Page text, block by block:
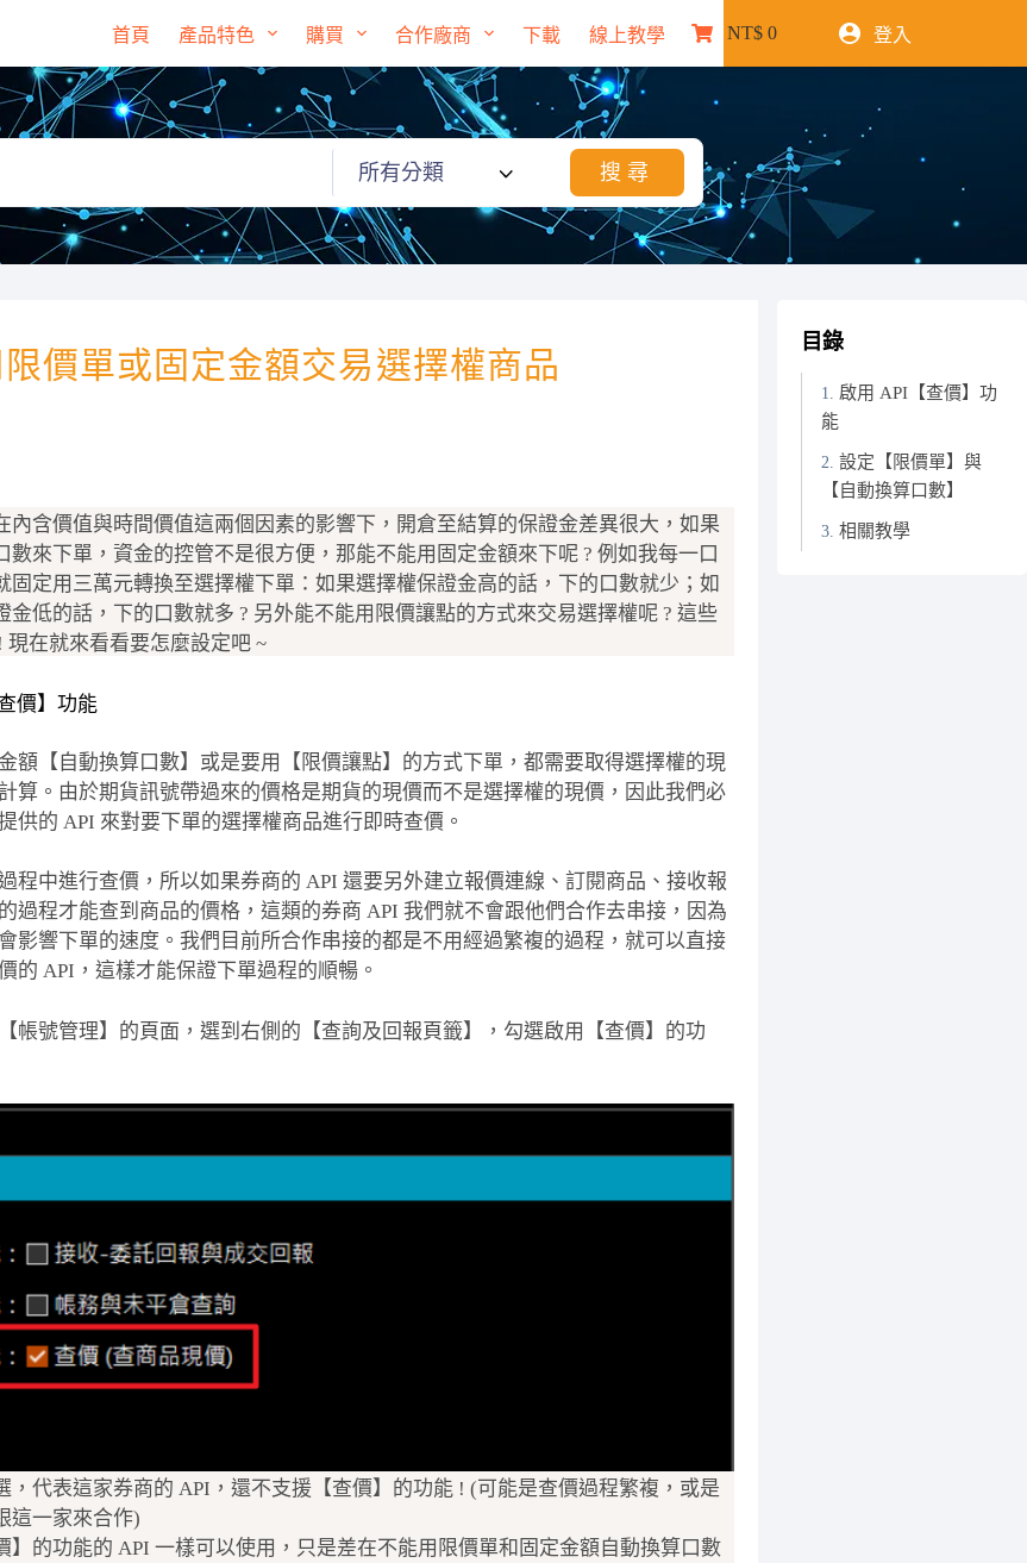
首頁 產品特色 購買 合作廠商 下載 線上教學
購
NT$0 登入
價單或固定金額交易選擇權商品
內含價值與時間價值這兩個因素的影響下，開倉至結算的保證金差異很大，如果
數來下單，資金的控管不是很方便，那能不能用固定金額來下呢 ? 例如我每一口
固定用三萬元轉換至選擇權下單：如果選擇權保證金高的話，下的口數就少；如
金低的話，下的口數就多 ? 另外能不能用限價讓點的方式來交易選擇權呢 ? 這些
現在就來看看要怎麼設定吧 ~
價】功能
額【自動換算口數】或是要用【限價讓點】的方式下單，都需要取得選擇權的現
算。由於期貨訊號帶過來的價格是期貨的現價而不是選擇權的現價，因此我們必
供的 API 來對要下單的選擇權商品進行即時查價。
程中進行查價，所以如果券商的 API 還要另外建立報價連線、訂閱商品、接收報
過程才能查到商品的價格，這類的券商 API 我們就不會跟他們合作去串接，因為
影響下單的速度。我們目前所合作串接的都是不用經過繁複的過程，就可以直接
的 API，這樣才能保證下單過程的順暢。
帳號管理】的頁面，選到右側的【查詢及回報頁籤】，勾選啟用【查價】的功
，代表這家券商的 API，還不支援【查價】的功能 ! (可能是查價過程繁複，或是
這一家來合作)
】的功能的 API 一樣可以使用，只是差在不能用限價單和固定金額自動換算口數
目錄
啟用 API【查價】功
能
設定【限價單】與
【自動換算口數】
相關教學